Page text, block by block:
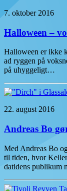
7. oktober 2016
Halloween –
Halloween er ikke
ad ryggen på
på uhyggeligt…
22. august 2016
Andreas Bo
Med Andreas Bo
til tiden, hvor
datidens publikum